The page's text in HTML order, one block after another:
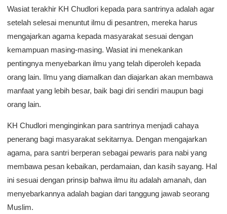
Wasiat terakhir KH Chudlori kepada para santrinya adalah agar
setelah selesai menuntut ilmu di pesantren, mereka harus
mengajarkan agama kepada masyarakat sesuai dengan
kemampuan masing-masing. Wasiat ini menekankan
pentingnya menyebarkan ilmu yang telah diperoleh kepada
orang lain. Ilmu yang diamalkan dan diajarkan akan membawa
manfaat yang lebih besar, baik bagi diri sendiri maupun bagi
orang lain.
KH Chudlori menginginkan para santrinya menjadi cahaya
penerang bagi masyarakat sekitarnya. Dengan mengajarkan
agama, para santri berperan sebagai pewaris para nabi yang
membawa pesan kebaikan, perdamaian, dan kasih sayang. Hal
ini sesuai dengan prinsip bahwa ilmu itu adalah amanah, dan
menyebarkannya adalah bagian dari tanggung jawab seorang
Muslim.